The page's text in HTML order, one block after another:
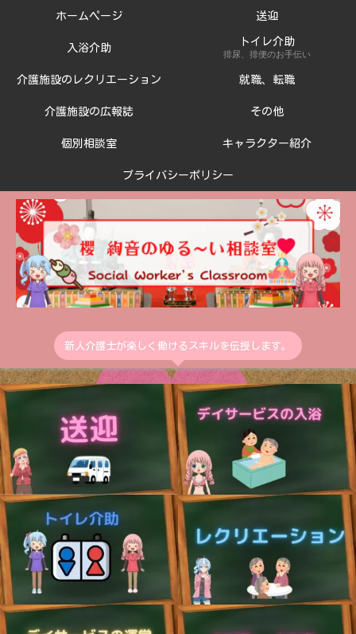
新人介護士が楽しく働けるスキルを伝授します。
ホームページ 送迎
入浴介助
トイレ介助
排尿、排便のお手伝い
介護施設のレクリエーション 就職、転職
介護施設の広報誌 その他
個別相談室 キャラクター紹介
プライバシーポリシー